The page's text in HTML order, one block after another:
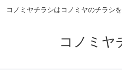
コノミヤチラシはコノミヤのチラシ
コノミヤ